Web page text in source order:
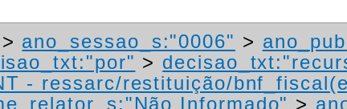
> ano_sessao_s:"0006" >
>
- ressarc/restituição/
Informado" >